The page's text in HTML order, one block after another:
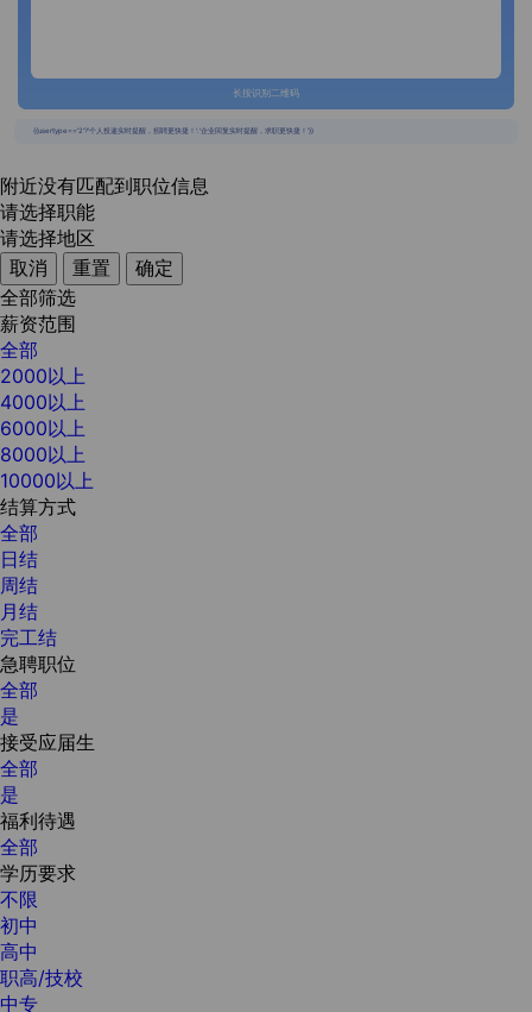
长按识别二维码
{{usertype=='2'?'个人投递实时提醒，招聘更快捷！':'企业回复实时提醒，求职更快捷！'}}
附近没有匹配到职位信息
请选择职能
请选择地区
取消
重置
确定
全部筛选
薪资范围
全部
2000以上
4000以上
6000以上
8000以上
10000以上
结算方式
全部
日结
周结
月结
完工结
急聘职位
全部
是
接受应届生
全部
是
福利待遇
全部
学历要求
不限
初中
高中
职高/技校
中专